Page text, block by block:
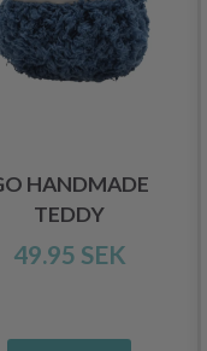
HANDMADE
TEDDY
49.95 SEK